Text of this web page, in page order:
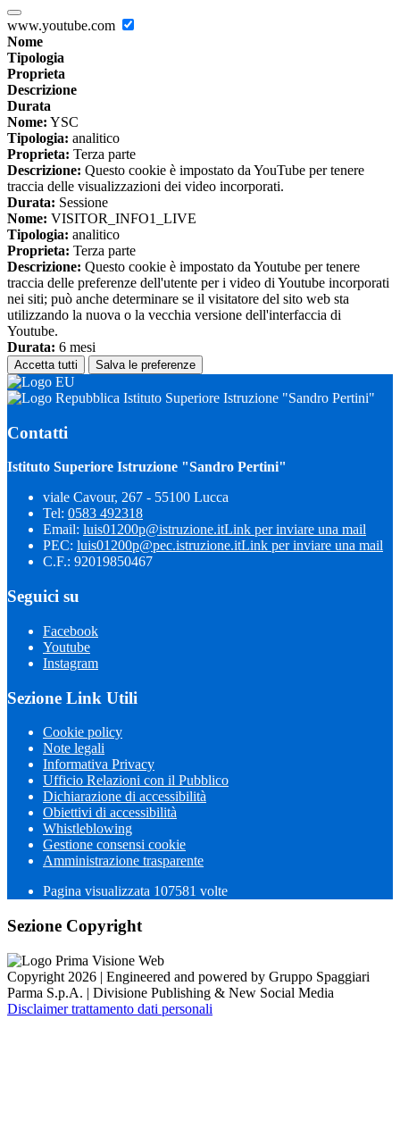
www.youtube.com
Nome
Tipologia
Proprieta
Descrizione
Durata
Nome: YSC
Tipologia: analitico
Proprieta: Terza parte
Descrizione: Questo cookie è impostato da YouTube per tenere
traccia delle visualizzazioni dei video incorporati.
Durata: Sessione
Nome: VISITOR_INFO1_LIVE
Tipologia: analitico
Proprieta: Terza parte
Descrizione: Questo cookie è impostato da Youtube per tenere
traccia delle preferenze dell'utente per i video di Youtube incorporati
nei siti; può anche determinare se il visitatore del sito web sta
utilizzando la nuova o la vecchia versione dell'interfaccia di
Youtube.
Durata: 6 mesi
Accetta tutti Salva le preferenze
Istituto Superiore Istruzione "Sandro Pertini"
Contatti
Istituto Superiore Istruzione "Sandro Pertini"
viale Cavour, 267 - 55100 Lucca
Tel: 0583 492318
Email: luis01200p@istruzione.itLink per inviare una mail
PEC: luis01200p@pec.istruzione.itLink per inviare una mail
C.F.: 92019850467
Seguici su
Facebook
Youtube
Instagram
Sezione Link Utili
Cookie policy
Note legali
Informativa Privacy
Ufficio Relazioni con il Pubblico
Dichiarazione di accessibilità
Obiettivi di accessibilità
Whistleblowing
Gestione consensi cookie
Amministrazione trasparente
Pagina visualizzata 107581 volte
Sezione Copyright
Copyright 2026 | Engineered and powered by Gruppo Spaggiari
Parma S.p.A. | Divisione Publishing & New Social Media
Disclaimer trattamento dati personali